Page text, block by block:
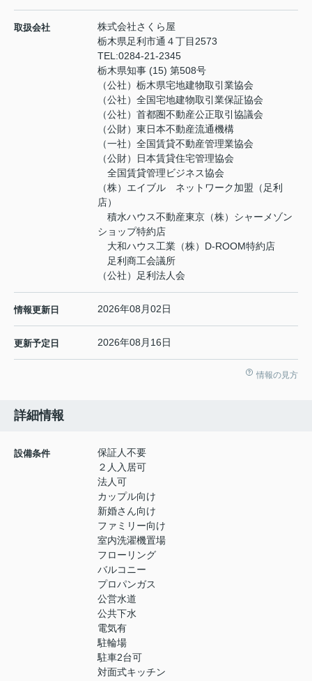
取扱会社
株式会社さくら屋
栃木県足利市通４丁目2573
TEL:0284-21-2345
栃木県知事 (15) 第508号
（公社）栃木県宅地建物取引業協会
（公社）全国宅地建物取引業保証協会
（公社）首都圏不動産公正取引協議会
（公財）東日本不動産流通機構
（一社）全国賃貸不動産管理業協会
（公財）日本賃貸住宅管理協会
全国賃貸管理ビジネス協会
（株）エイブル ネットワーク加盟（足利
店）
積水ハウス不動産東京（株）シャーメゾン
ショップ特約店
大和ハウス工業（株）D-ROOM特約店
足利商工会議所
（公社）足利法人会
情報更新日 2026年08月02日
更新予定日 2026年08月16日
情報の見方
詳細情報
設備条件
保証人不要
２人入居可
法人可
カップル向け
新婚さん向け
ファミリー向け
室内洗濯機置場
フローリング
バルコニー
プロパンガス
公営水道
公共下水
電気有
駐輪場
駐車2台可
対面式キッチン